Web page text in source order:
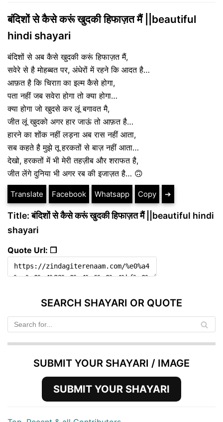
बंदिशों से कैसे करूं खुदकी हिफाज़त मैं ||beautiful
hindi shayari
बंदिशों से अब कैसे खुदकी करूं हिफाज़त मैं,
सवेरे से है मोहब्बत पर, अंधेरों में रहने कि आदत है…
आफ़त है कि चिराग़ का इल्म कैसे होगा,
पता नहीं जब सवेरा होगा तो क्या होगा…
क्या होगा जो खुदसे कर लूं बगावत मै,
जीत लूं खुदको अगर हार जाऊं तो आफ़त है…
हारने का शोंक नहीं लड़ना अब रास नहीं आता,
सब कहते है मुझे तू हरकतों से बाज़ नहीं आता…
देखो, हरकतों में भी मेरी तहज़ीब और शराफत है,
जीत लेंगे दुनिया भी अगर रब की इजाज़त है… 🙃
Translate Facebook Whatsapp Copy ➔
Title: बंदिशों से कैसे करूं खुदकी हिफाज़त मैं ||beautiful hindi
shayari
Quote Url: ❐
SEARCH SHAYARI OR QUOTE
SUBMIT YOUR SHAYARI / IMAGE
SUBMIT YOUR SHAYARI